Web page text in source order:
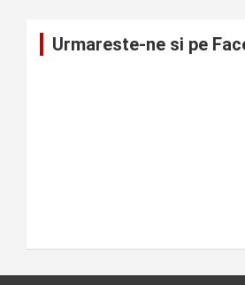
Urmareste-ne si pe